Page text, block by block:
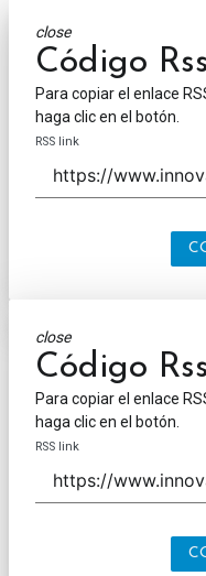
close
Código Rss
Para copiar el enlace
haga clic en el botón.
RSS link
close
Código Rss
Para copiar el enlace
haga clic en el botón.
RSS link